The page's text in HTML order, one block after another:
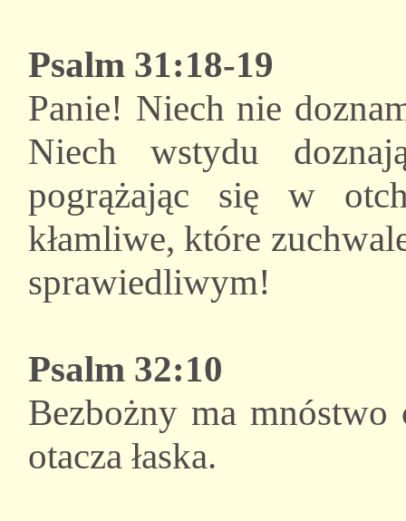
Psalm 31:18-19
Panie! Niech nie
Niech wstydu
pogrążając się w
kłamliwe, które
sprawiedliwym!
Psalm 32:10
Bezbożny ma
otacza łaska.